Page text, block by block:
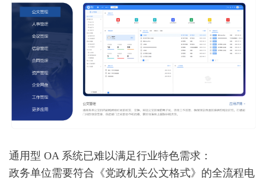
通用型 OA 系统已难以满足行业特色需求：
政务单位需要符合《党政机关公文格式》的全流程电